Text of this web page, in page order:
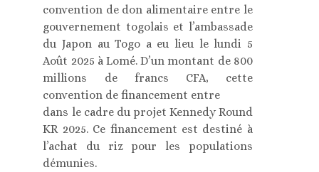
convention de don alimentaire entre le
gouvernement togolais et l’ambassade
du Japon au Togo a eu lieu le lundi 5
Août 2025 à Lomé. D’un montant de 800
millions de francs CFA, cette
convention de financement entre
dans le cadre du projet Kennedy Round
KR 2025. Ce financement est destiné à
l’achat du riz pour les populations
démunies.